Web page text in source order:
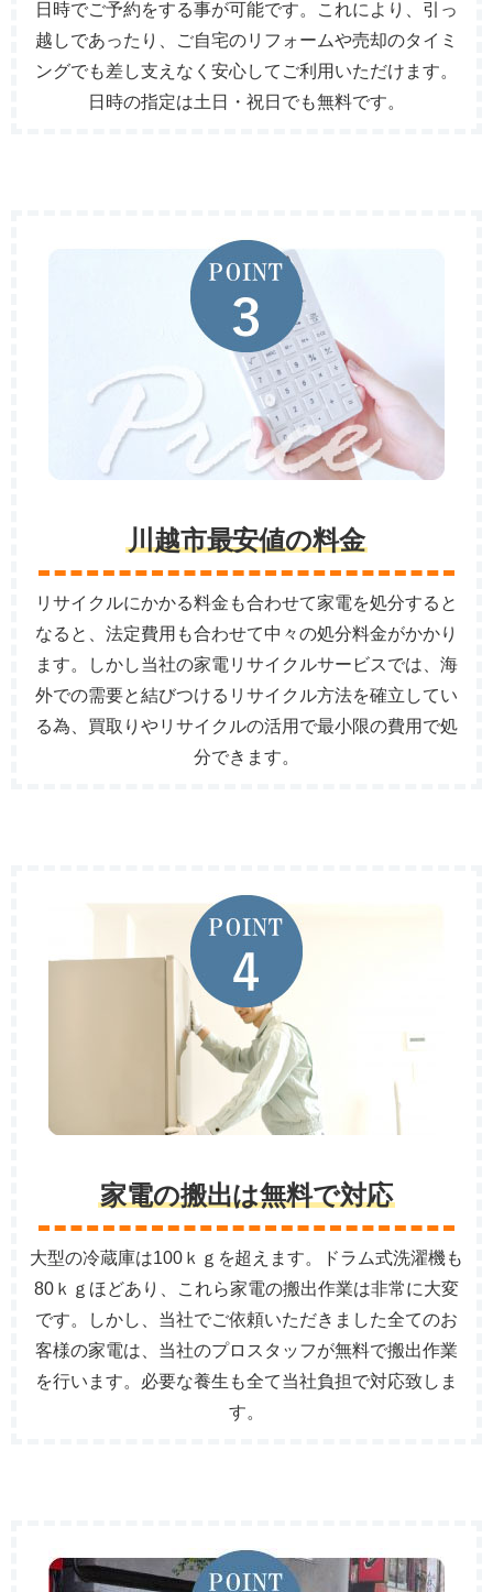
日時でご予約をする事が可能です。これにより、引っ
越しであったり、ご自宅のリフォームや売却のタイミ
ングでも差し支えなく安心してご利用いただけます。
日時の指定は土日・祝日でも無料です。
川越市最安値の料金
リサイクルにかかる料金も合わせて家電を処分すると
なると、法定費用も合わせて中々の処分料金がかかり
ます。しかし当社の家電リサイクルサービスでは、海
外での需要と結びつけるリサイクル方法を確立してい
る為、買取りやリサイクルの活用で最小限の費用で処
分できます。
家電の搬出は無料で対応
大型の冷蔵庫は100ｋｇを超えます。ドラム式洗濯機も
80ｋｇほどあり、これら家電の搬出作業は非常に大変
です。しかし、当社でご依頼いただきました全てのお
客様の家電は、当社のプロスタッフが無料で搬出作業
を行います。必要な養生も全て当社負担で対応致しま
す。